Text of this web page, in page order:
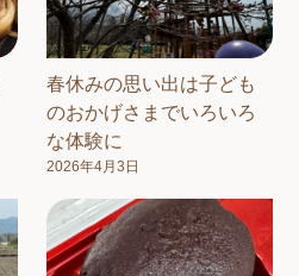
春休みの思い出は子ども
のおかげさまでいろいろ
な体験に
2026年4月3日